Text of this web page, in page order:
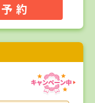
予 約